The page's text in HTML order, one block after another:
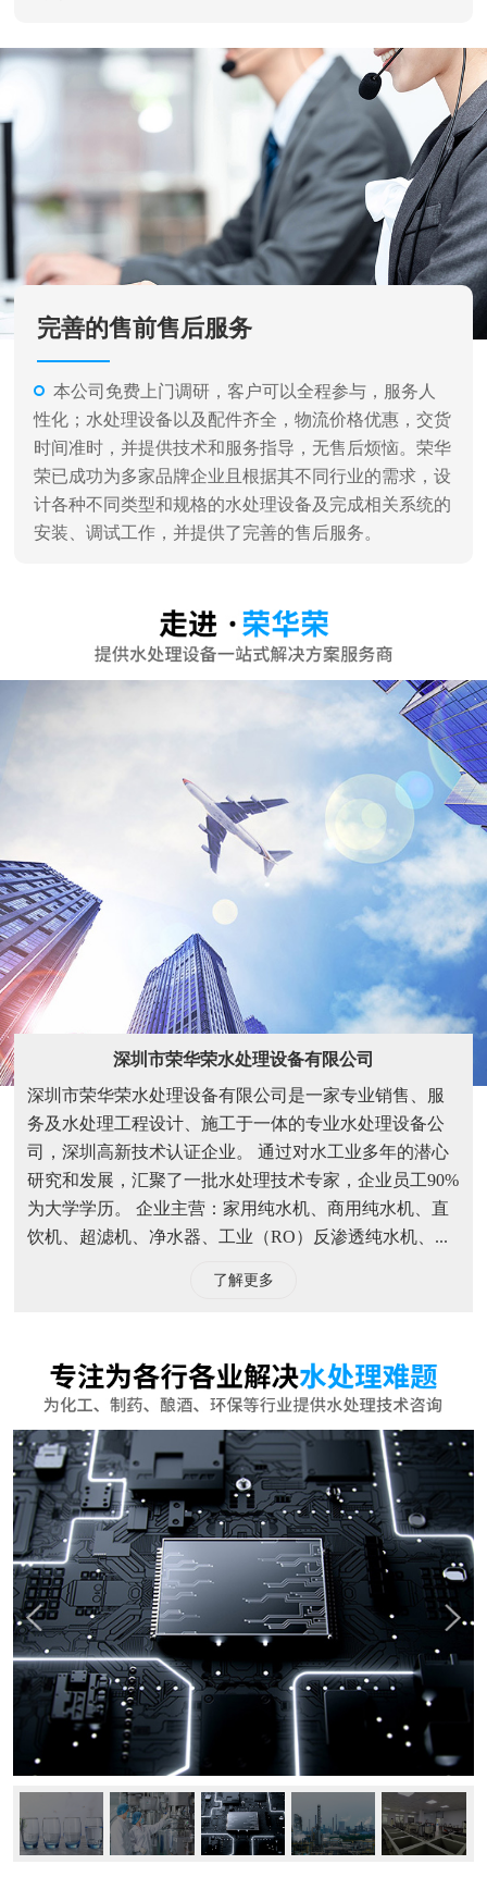
完善的售前售后服务
本公司免费上门调研，客户可以全程参与，服务人
性化；水处理设备以及配件齐全，物流价格优惠，交货
时间准时，并提供技术和服务指导，无售后烦恼。荣华
荣已成功为多家品牌企业且根据其不同行业的需求，设
计各种不同类型和规格的水处理设备及完成相关系统的
深圳市荣华荣水处理设备有限公司
深圳市荣华荣水处理设备有限公司是一家专业销售、服
务及水处理工程设计、施工于一体的专业水处理设备公
司，深圳高新技术认证企业。 通过对水工业多年的潜心
研究和发展，汇聚了一批水处理技术专家，企业员工90%
为大学学历。 企业主营：家用纯水机、商用纯水机、直
饮机、超滤机、净水器、工业（RO）反渗透纯水机、...
公司动态 行业资讯 常见问题